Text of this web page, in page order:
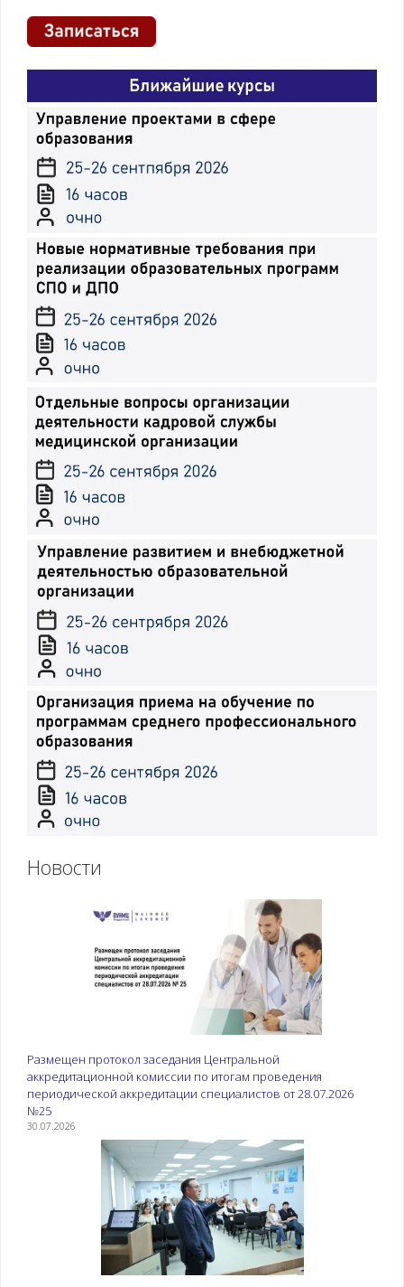
Новости
Размещен протокол заседания Центральной
аккредитационной комиссии по итогам проведения
периодической аккредитации специалистов от 28.07.2026
№25
30.07.2026